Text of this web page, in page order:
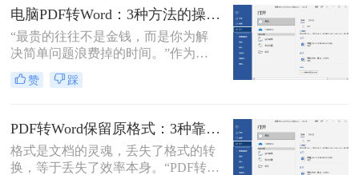
的PDF是什么类型、要转几个文件、
对排版要求高不高。本文就按不同场
景，把我自己实际用过、觉得靠谱的
转、批量处理、以及对排版要求高时
电脑PDF转Word：3种方法的操作步骤和常见报错处理！
“最贵的往往不是金钱，而是你为解
决简单问题浪费掉的时间。”作为专
注电脑办公软件测评多年的博
主，“电脑怎么将pdf转换成word免
背后，是无数职场人和内容创作者面
对合同、报告、文献时，渴望高效提
取、编辑信息的真切需求。
赞 踩
PDF转Word保留原格式：3种靠谱方法的关键参数配置！
格式是文档的灵魂，丢失了格式的转
换，等于丢失了效率本身。“PDF转完